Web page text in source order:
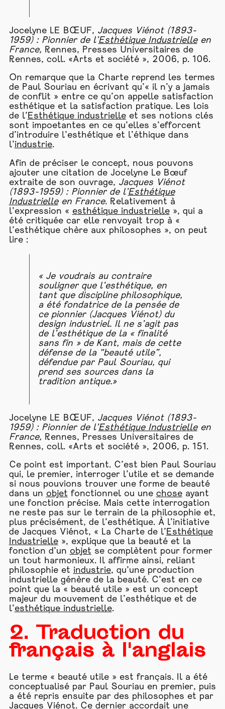
Jocelyne LE BŒUF, Jacques Viénot (1893-
1959) : Pionnier de l’Esthétique Industrielleen
France, Rennes, Presses Universitaires de
Rennes, coll. «Arts et société », 2006, p. 106.
On remarque que la Charte reprend les termes
de Paul Souriau en écrivant qu’« il n’y a jamais
de conflit » entre ce qu’on appelle satisfaction
esthétique et la satisfaction pratique. Les lois
de l’Esthétique industrielleet ses notions clés
sont impoetantes en ce qu’elles s’efforcent
d’introduire l’esthétique et l’éthique dans
l’industrie.
Afin de préciser le concept, nous pouvons
ajouter une citation de Jocelyne Le Bœuf
extraite de son ouvrage, Jacques Viénot
(1893-1959) : Pionnier de l’Esthétique
Industrielleen France.Relativement à
l’expression « esthétique industrielle», qui a
été critiquée car elle renvoyait trop à «
l’esthétique chère aux philosophes », on peut
lire :
« Je voudrais au contraire
souligner que l’esthétique, en
tant que discipline philosophique,
a été fondatrice de la pensée de
ce pionnier (Jacques Viénot) du
design industriel. Il ne s’agit pas
de l’esthétique de la « finalité
sans fin » de Kant, mais de cette
défense de la “beauté utile”,
défendue par Paul Souriau, qui
prend ses sources dans la
tradition antique.»
Jocelyne LE BŒUF, Jacques Viénot (1893-
1959) : Pionnier de l’Esthétique Industrielleen
France, Rennes, Presses Universitaires de
Rennes, coll. «Arts et société », 2006, p. 151.
Ce point est important. C’est bien Paul Souriau
qui, le premier, interroger l’utile et se demande
si nous pouvions trouver une forme de beauté
dans un objet fonctionnel ou une choseayant
une fonction précise. Mais cette interrogation
ne reste pas sur le terrain de la philosophie et,
plus précisément, de l’esthétique. À l’initiative
de Jacques Viénot, « La Charte de l’ Esthétique
Industrielle», explique que la beauté et la
fonction d’un objet se complètent pour former
un tout harmonieux. Il affirme ainsi, reliant
philosophie et industrie, qu’une production
industrielle génère de la beauté. C’est en ce
point que la « beauté utile » est un concept
majeur du mouvement de l’esthétique et de
l’esthétique industrielle.
2. Traduction du
français à l'anglais
Le terme « beauté utile » est français. Il a été
conceptualisé par Paul Souriau en premier, puis
a été repris ensuite par des philosophes et par
Jacques Viénot. Ce dernier accordait une